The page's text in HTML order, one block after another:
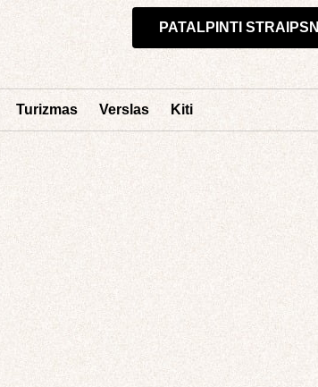
PATALPINTI STRAIPSNĮ
Turizmas Verslas Kiti